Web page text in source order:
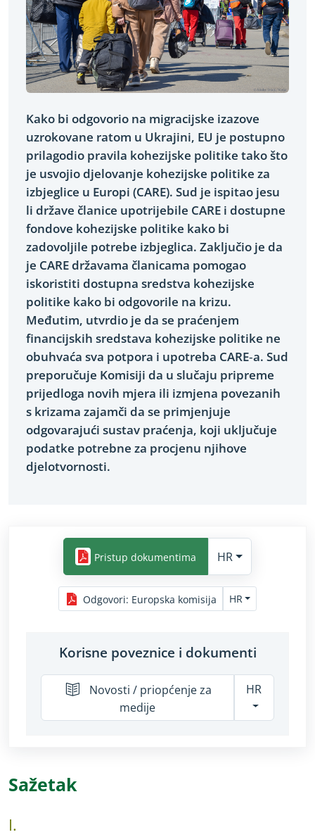
Kako bi odgovorio na migracijske izazove
uzrokovane ratom u Ukrajini, EU je postupno
prilagodio pravila kohezijske politike tako što
je usvojio djelovanje kohezijske politike za
izbjeglice u Europi (CARE). Sud je ispitao jesu
li države članice upotrijebile CARE i dostupne
fondove kohezijske politike kako bi
zadovoljile potrebe izbjeglica. Zaključio je da
je CARE državama članicama pomogao
iskoristiti dostupna sredstva kohezijske
politike kako bi odgovorile na krizu.
Međutim, utvrdio je da se praćenjem
financijskih sredstava kohezijske politike ne
obuhvaća sva potpora i upotreba CARE‑a. Sud
preporučuje Komisiji da u slučaju pripreme
prijedloga novih mjera ili izmjena povezanih
s krizama zajamči da se primjenjuje
odgovarajući sustav praćenja, koji uključuje
podatke potrebne za procjenu njihove
djelotvornosti.
Pristup dokumentima HR
Odgovori: Europska komisija HR
Korisne poveznice i dokumenti
Novosti / priopćenje za
medije
HR
Sažetak
I.